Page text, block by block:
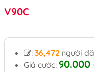
V90C
: 36,472 người
Giá cước: 90.000